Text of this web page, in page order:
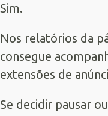
Sim.
Nos relatórios da
consegue
extensões de
Se decidir pausar